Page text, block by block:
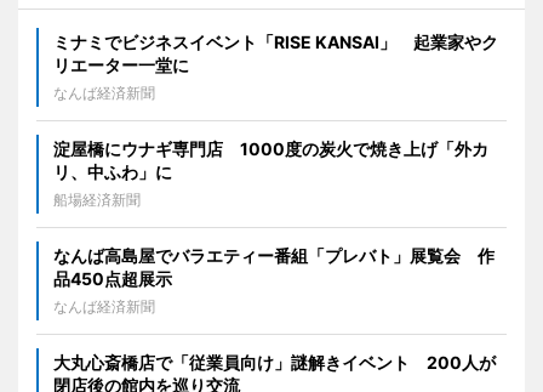
ミナミでビジネスイベント「RISE KANSAI」 起業家やク
リエーター一堂に
なんば経済新聞
淀屋橋にウナギ専門店 1000度の炭火で焼き上げ「外カ
リ、中ふわ」に
船場経済新聞
なんば高島屋でバラエティー番組「プレバト」展覧会 作
品450点超展示
なんば経済新聞
大丸心斎橋店で「従業員向け」謎解きイベント 200人が
閉店後の館内を巡り交流